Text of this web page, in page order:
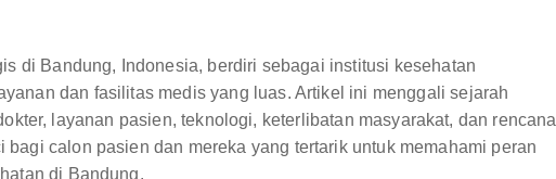
di Bandung, Indonesia, berdiri sebagai institusi kesehatan
dan fasilitas medis yang luas. Artikel ini menggali sejarah
layanan pasien, teknologi, keterlibatan masyarakat, dan rencana
calon pasien dan mereka yang tertarik untuk memahami peran
di Bandung.